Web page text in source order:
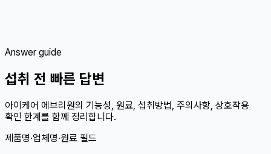
Answer guide
섭취 전 빠른 답변
아이케어 에브리원의 기능성, 원료, 섭취방법, 주의사항, 상호작용
확인 한계를 함께 정리합니다.
제품명·업체명·원료 필드